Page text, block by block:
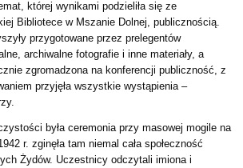
której wynikami podzieliła się ze
Bibliotece w Mszanie Dolnej, publicznością.
przygotowane przez prelegentów
archiwalne fotografie i inne materiały, a
zgromadzona na konferencji publiczność, z
przyjęła wszystkie wystąpienia –
była ceremonia przy masowej mogile na
r. zginęła tam niemal cała społeczność
Żydów. Uczestnicy odczytali imiona i